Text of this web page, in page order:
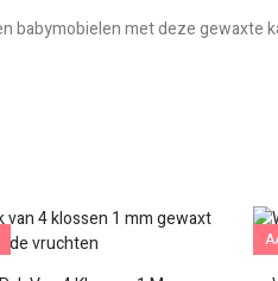
babymobielen met deze gewaxte